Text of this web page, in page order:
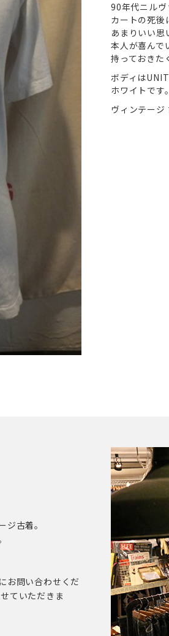
90年代ニルヴ
カートの死後
あまりいい思
本人が喜んで
持っておきた
ボディは
ホワイトです。
ヴィンテージ
古着。
お問い合わせくだ
ていただきま